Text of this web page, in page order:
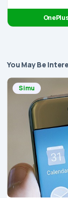
You May Be
Simu